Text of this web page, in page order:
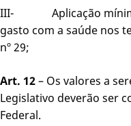
III- Aplicação mínima
gasto com a saúde nos
nº 29;
Art. 12– Os valores a
Legislativo deverão ser
Federal.